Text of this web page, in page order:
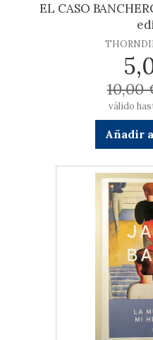
EL CASO
10,00
válido
Añadir